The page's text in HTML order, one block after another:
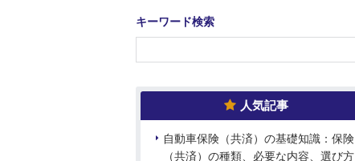
キーワード検索
人気記事
自動車保険（共済）の基礎知識：保険
（共済）の種類、必要な内容、選び方